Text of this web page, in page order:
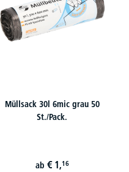
Müllsack 30l 6mic grau 50
St./Pack.
ab € 1,16